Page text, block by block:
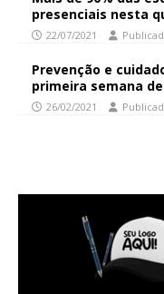
presenciais nesta
22/07/2021
Prevenção e
primeira semana
26/02/2021